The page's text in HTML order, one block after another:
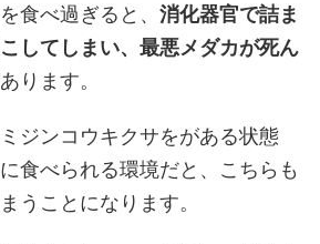
食べ過ぎると、 消化器官で詰ま
してしまい、最悪メダカが死ん
ります。
ジンコウキクサをがある状態
食べられる環境だと、こちらも
うことになります。